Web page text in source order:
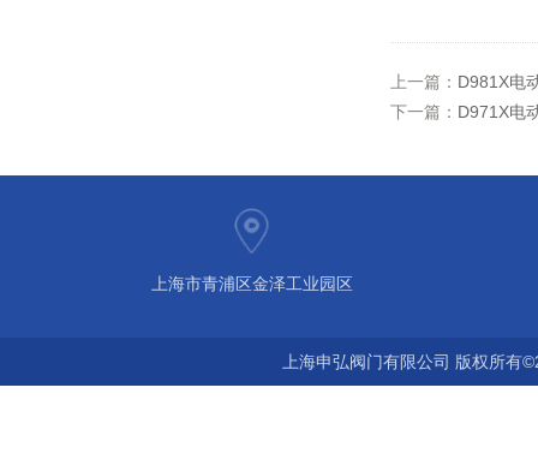
上一篇： D981X电
下一篇： D971X电
上海市青浦区金泽工业园区
上海申弘阀门有限公司 版权所有